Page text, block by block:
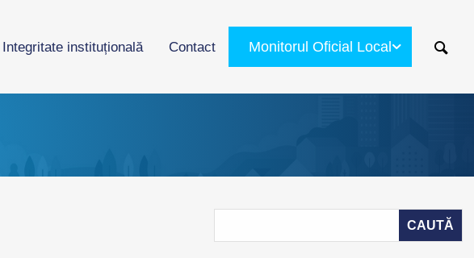
Integritate instituțională Contact Monitorul Oficial Local